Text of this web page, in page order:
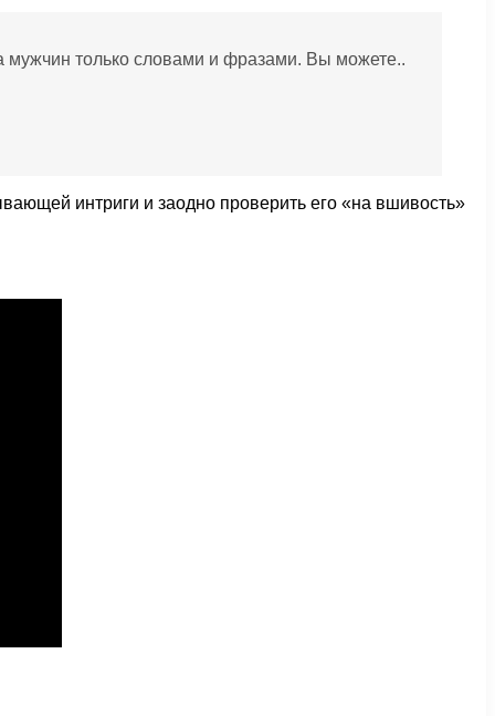
мужчин только словами и фразами. Вы можете..
интриги и заодно проверить его «на вшивость»